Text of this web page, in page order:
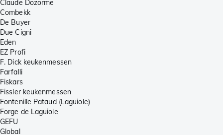
Claude Dozorme
Combekk
De Buyer
Due Cigni
Eden
EZ Profi
F. Dick keukenmessen
Farfalli
Fiskars
Fissler keukenmessen
Fontenille Pataud (Laguiole)
Forge de Laguiole
GEFU
Global